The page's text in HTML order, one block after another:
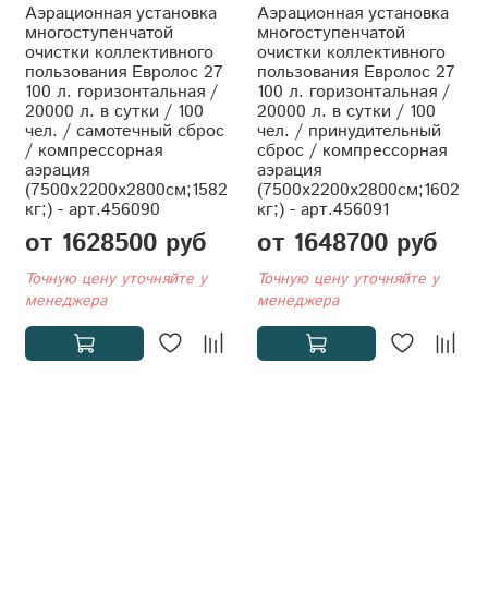
Аэрационная установка
многоступенчатой
очистки коллективного
пользования Евролос 27
100 л. горизонтальная /
20000 л. в сутки / 100
чел. / самотечный сброс
/ компрессорная
аэрация
(7500x2200x2800см;1582
кг;) - арт.456090
от 1628500 руб
Точную цену уточняйте у
менеджера
Аэрационная установка
многоступенчатой
очистки коллективного
пользования Евролос 27
100 л. горизонтальная /
20000 л. в сутки / 100
чел. / принудительный
сброс / компрессорная
аэрация
(7500x2200x2800см;1602
кг;) - арт.456091
от 1648700 руб
Точную цену уточняйте у
менеджера